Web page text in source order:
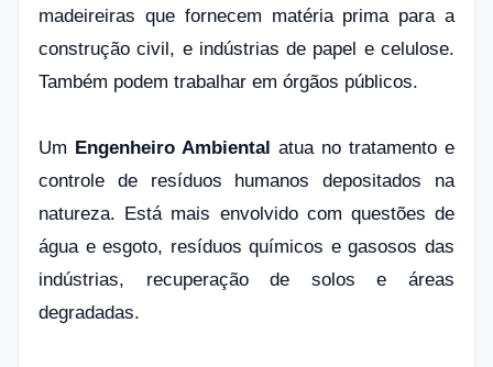
madeireiras que fornecem matéria prima para a
construção civil, e indústrias de papel e celulose.
Também podem trabalhar em órgãos públicos.
Um Engenheiro Ambiental atua no tratamento e
controle de resíduos humanos depositados na
natureza. Está mais envolvido com questões de
água e esgoto, resíduos químicos e gasosos das
indústrias, recuperação de solos e áreas
degradadas.